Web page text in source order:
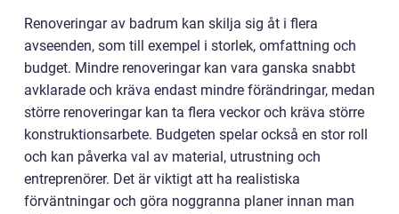
Renoveringar av badrum kan skilja sig åt i flera
avseenden, som till exempel i storlek, omfattning och
budget. Mindre renoveringar kan vara ganska snabbt
avklarade och kräva endast mindre förändringar, medan
större renoveringar kan ta flera veckor och kräva större
konstruktionsarbete. Budgeten spelar också en stor roll
och kan påverka val av material, utrustning och
entreprenörer. Det är viktigt att ha realistiska
förväntningar och göra noggranna planer innan man